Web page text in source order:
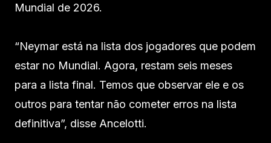
Mundial de 2026.
“Neymar está na lista dos jogadores que podem
estar no Mundial. Agora, restam seis meses
para a lista final. Temos que observar ele e os
outros para tentar não cometer erros na lista
definitiva”, disse Ancelotti.